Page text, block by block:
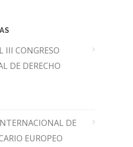
III CONGRESO
DE DERECHO
DE
EUROPEO